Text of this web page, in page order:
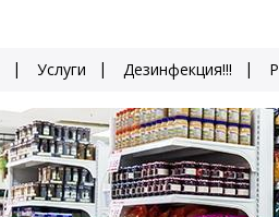
Услуги Дезинфекция!!!